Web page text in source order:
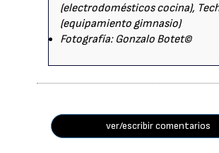
(electrodomésticos cocina),
(equipamiento gimnasio)
Fotografía: Gonzalo Botet©
ver/escribir comentarios